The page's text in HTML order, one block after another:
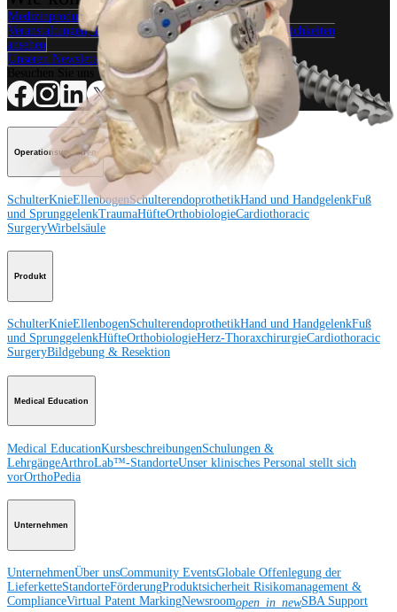
Medizinproduktberater:in kontaktieren
Veranstaltungen, Lab-Vorführungen und Schulungsmöglichkeiten
ansehen
Unseren Newsletter abonnieren
Operationsverfahren
SchulterKnieEllenbogenSchulterendoprothetikHand und HandgelenkFuß
und SprunggelenkTraumaHüfteOrthobiologieCardiothoracic
SurgeryWirbelsäule
Produkt
SchulterKnieEllenbogenSchulterendoprothetikHand und HandgelenkFuß
und SprunggelenkHüfteOrthobiologieHerz-ThoraxchirurgieCardiothoracic
SurgeryBildgebung & Resektion
Medical Education
Medical EducationKursbeschreibungenSchulungen &
LehrgängeArthroLab™-StandorteUnser klinisches Personal stellt sich
vorOrthoPedia
Unternehmen
UnternehmenÜber unsCommunity EventsGlobale Offenlegung der
LieferketteStandorteFörderungProduktsicherheit Risikomanagement &
ComplianceVirtual Patent MarkingNewsroomopen_in_newSBA Support